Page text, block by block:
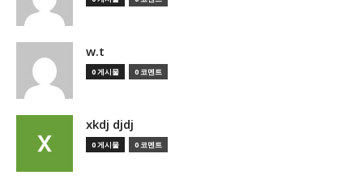
w.t
0 게시물 0 코멘트
xkdj djdj
0 게시물 0 코멘트